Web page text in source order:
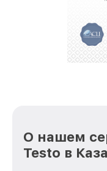
О нашем
Testo в